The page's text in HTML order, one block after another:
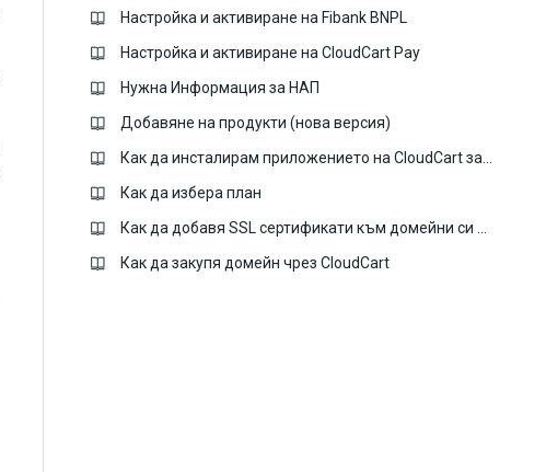
Настройка и активиране на Fibank BNPL
Настройка и активиране на CloudCart Pay
Нужна Информация за НАП
Добавяне на продукти (нова версия)
Как да избера план
Как да закупя домейн чрез CloudCart